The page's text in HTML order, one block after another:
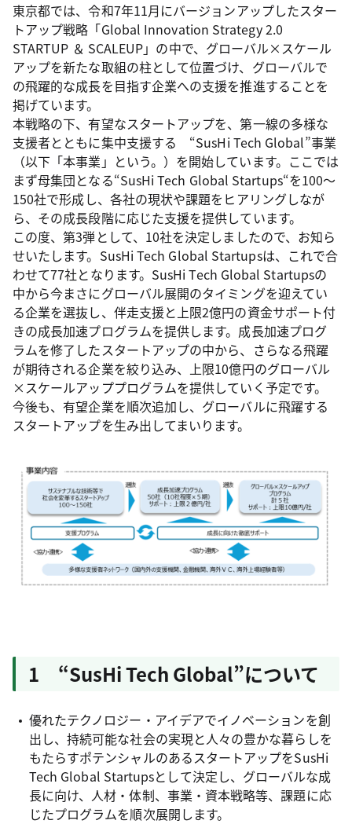
東京都では、令和7年11月にバージョンアップしたスター
トアップ戦略「Global Innovation Strategy 2.0
STARTUP ＆ SCALEUP」の中で、グローバル×スケール
アップを新たな取組の柱として位置づけ、グローバルで
の飛躍的な成長を目指す企業への支援を推進することを
掲げています。
本戦略の下、有望なスタートアップを、第一線の多様な
支援者とともに集中支援する “SusHi Tech Global”事業
（以下「本事業」という。）を開始しています。ここでは
まず母集団となる“SusHi Tech Global Startups“を100～
150社で形成し、各社の現状や課題をヒアリングしなが
ら、その成長段階に応じた支援を提供しています。
この度、第3弾として、10社を決定しましたので、お知ら
せいたします。SusHi Tech Global Startupsは、これで合
わせて77社となります。SusHi Tech Global Startupsの
中から今まさにグローバル展開のタイミングを迎えてい
る企業を選抜し、伴走支援と上限2億円の資金サポート付
きの成長加速プログラムを提供します。成長加速プログ
ラムを修了したスタートアップの中から、さらなる飛躍
が期待される企業を絞り込み、上限10億円のグローバル
×スケールアッププログラムを提供していく予定です。
今後も、有望企業を順次追加し、グローバルに飛躍する
スタートアップを生み出してまいります。
1 “SusHi Tech Global”について
優れたテクノロジー・アイデアでイノベーションを創
出し、持続可能な社会の実現と人々の豊かな暮らしを
もたらすポテンシャルのあるスタートアップをSusHi
Tech Global Startupsとして決定し、グローバルな成
長に向け、人材・体制、事業・資本戦略等、課題に応
じたプログラムを順次展開します。